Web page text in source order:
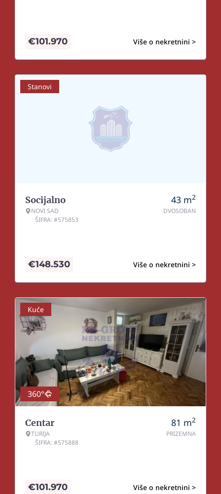
Više o nekretnini >
€101.970
Stanovi
Socijalno
NOVI SAD
ŠIFRA: #575853
43 m2
DVOSOBAN
Više o nekretnini >
€148.530
Kuće
360°
Centar
TURIJA
ŠIFRA: #575888
81 m2
PRIZEMNA
Više o nekretnini >
€101.970